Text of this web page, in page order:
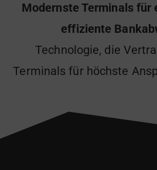
Modernste Terminals für
effiziente
Technologie, die
Terminals für höchste